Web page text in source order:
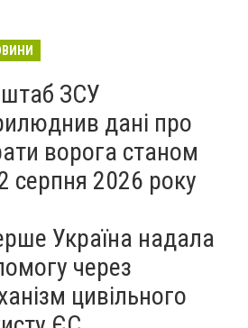
ЗСУ
дані про
ворога станом
серпня 2026 року
Україна надала
через
цивільного